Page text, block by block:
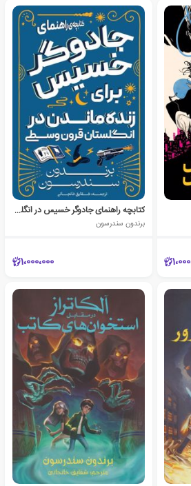
کتابچه راهنمای جادوگر خسیس در انگلستان قرون وسطی
برندون سندرسون
1،000،000